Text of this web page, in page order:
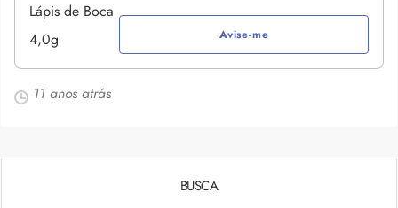
Avise-me
11 anos atrás
BUSCA